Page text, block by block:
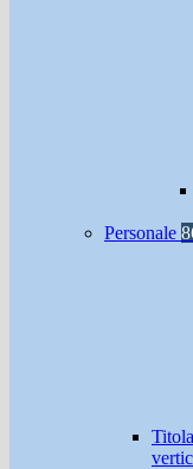
Personale